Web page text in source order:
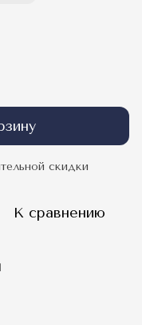
скидки
К сравнению